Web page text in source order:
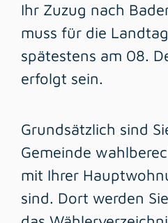
Ihr Zuzug nach
muss für die
spätestens am 08.
erfolgt sein.
Grundsätzlich sind
Gemeinde
mit Ihrer
sind. Dort werden